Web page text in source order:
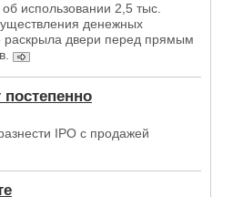
использовании 2,5 тыс.
денежных
раскрыла двери перед прямым
IPO с продажей